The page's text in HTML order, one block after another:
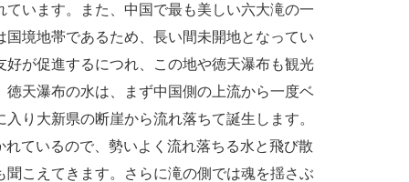
います。また、中国で最も美しい六大滝の一
境地帯であるため、長い間未開地となってい
好が促進するにつれ、この地や徳天瀑布も観光
天瀑布の水は、まず中国側の上流から一度ベ
り大新県の断崖から流れ落ちて誕生します。
ているので、勢いよく流れ落ちる水と飛び散
こえてきます。さらに滝の側では魂を揺さぶ